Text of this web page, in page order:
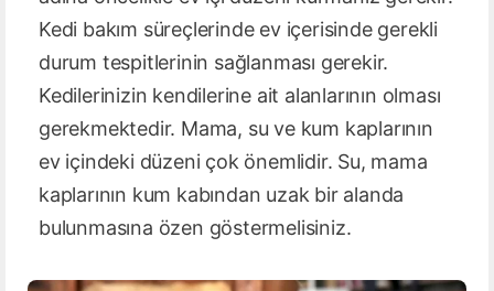
Kedi bakım süreçlerinde ev içerisinde gerekli
durum tespitlerinin sağlanması gerekir.
Kedilerinizin kendilerine ait alanlarının olması
gerekmektedir. Mama, su ve kum kaplarının
ev içindeki düzeni çok önemlidir. Su, mama
kaplarının kum kabından uzak bir alanda
bulunmasına özen göstermelisiniz.